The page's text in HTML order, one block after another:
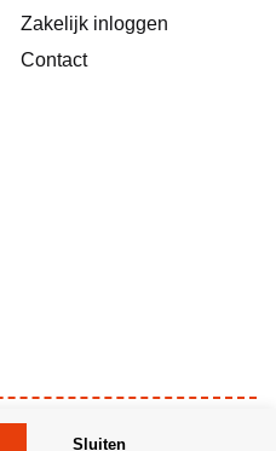
Sluiten
Zakelijk inloggen
Contact
voorwaarden